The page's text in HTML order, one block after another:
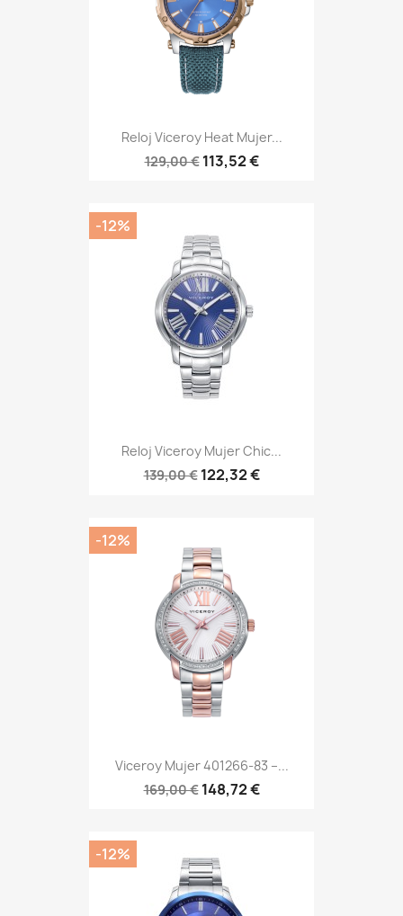
Reloj Viceroy Heat Mujer...
129,00 € 113,52 €
Reloj Viceroy Mujer Chic...
139,00 € 122,32 €
-12%
Viceroy Mujer 401266-83 –...
169,00 € 148,72 €
-12%
-12%